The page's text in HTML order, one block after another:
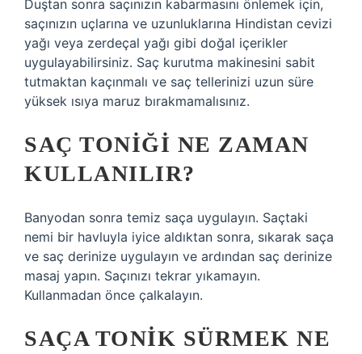
Duştan sonra saçınızın kabarmasını önlemek için,
saçınızın uçlarına ve uzunluklarına Hindistan cevizi
yağı veya zerdeçal yağı gibi doğal içerikler
uygulayabilirsiniz. Saç kurutma makinesini sabit
tutmaktan kaçınmalı ve saç tellerinizi uzun süre
yüksek ısıya maruz bırakmamalısınız.
SAÇ TONIĞI NE ZAMAN
KULLANILIR?
Banyodan sonra temiz saça uygulayın. Saçtaki
nemi bir havluyla iyice aldıktan sonra, sıkarak saça
ve saç derinize uygulayın ve ardından saç derinize
masaj yapın. Saçınızı tekrar yıkamayın.
Kullanmadan önce çalkalayın.
SAÇA TONIK SÜRMEK NE